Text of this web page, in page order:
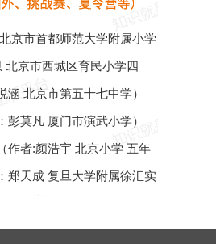
京市首都师范大学附属小学
北京市西城区育民小学四
北京市第五十七中学）
莫凡 厦门市演武小学）
作者:颜浩宇 北京小学 五年
郑天成 复旦大学附属徐汇实